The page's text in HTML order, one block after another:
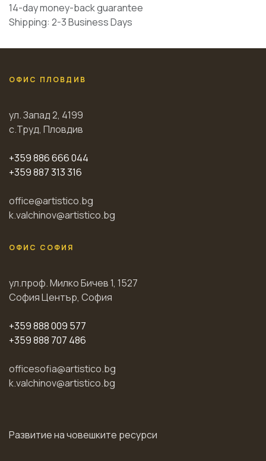
14-day money-back guarantee
Shipping: 2-3 Business Days
ОФИС ПЛОВДИВ
ул. Запад 2, 4199
с.Труд, Пловдив
+359 886 666 044
+359 887 313 316
office@artistico.bg
k.valchinov@artistico.bg
ОФИС СОФИЯ
ул.проф. Милко Бичев 1, 1527
София Център, София
+359 888 009 577
+359 888 707 486
officesofia@artistico.bg
k.valchinov@artistico.bg
Развитие на човешките ресурси